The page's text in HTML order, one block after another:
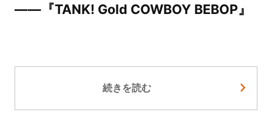
――『TANK! Gold COWBOY BEBOP』
続きを読む